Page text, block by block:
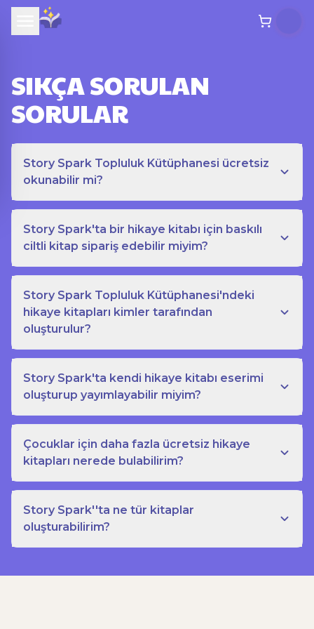
SIKÇA SORULAN
SORULAR
Story Spark Topluluk Kütüphanesi ücretsiz
okunabilir mi?
Story Spark'ta bir hikaye kitabı için baskılı
ciltli kitap sipariş edebilir miyim?
Story Spark Topluluk Kütüphanesi'ndeki
hikaye kitapları kimler tarafından
oluşturulur?
Story Spark'ta kendi hikaye kitabı eserimi
oluşturup yayımlayabilir miyim?
Çocuklar için daha fazla ücretsiz hikaye
kitapları nerede bulabilirim?
Story Spark''ta ne tür kitaplar
oluşturabilirim?